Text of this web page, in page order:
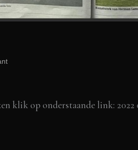
klik op onderstaande link: 2022